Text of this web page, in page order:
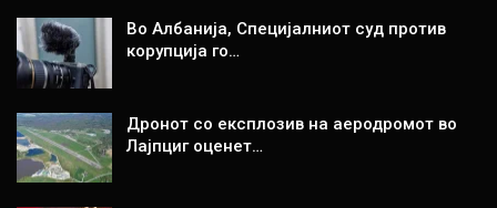
Во Албанија, Специјалниот суд против
корупција го…
Дронот со експлозив на аеродромот во
Лајпциг оценет…